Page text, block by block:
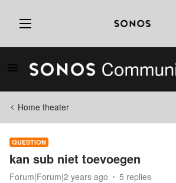
Home theater
QUESTION
kan sub niet toevoegen
Forum|Forum|2 years ago 5 replies